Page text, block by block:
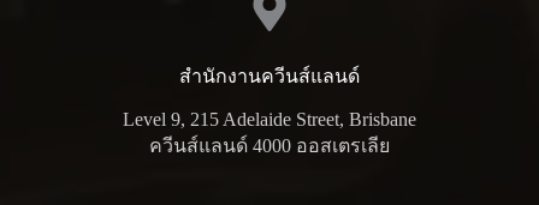
สำนักงานควีนส์แลนด์
Level 9, 215 Adelaide Street, Brisbane
ควีนส์แลนด์ 4000 ออสเตรเลีย